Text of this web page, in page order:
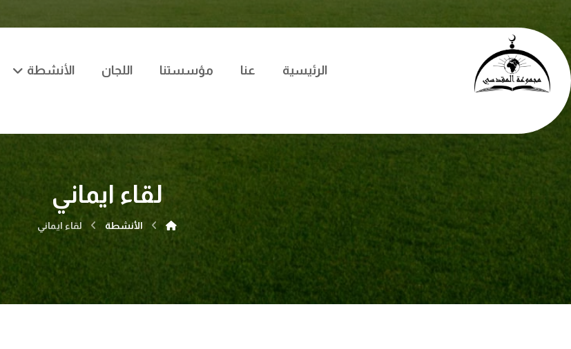
الرئيسية عنا مؤسستنا اللجان الأنشطة
لقاء ايماني
الأنشطة لقاء ايماني